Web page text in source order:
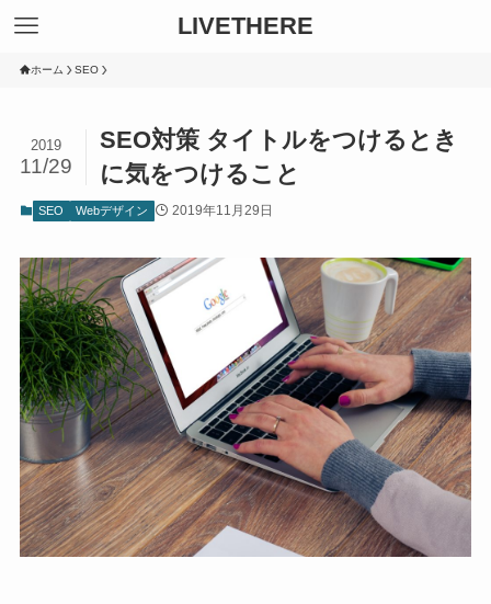
LIVETHERE
ホーム SEO
SEO対策 タイトルをつけるとき
に気をつけること
2019
11/29
SEO Webデザイン 2019年11月29日